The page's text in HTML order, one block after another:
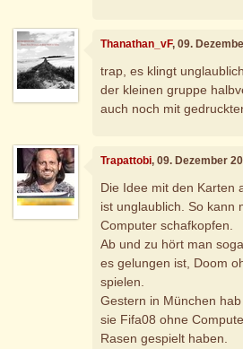
Thanathan_vF, 09.
trap, es klingt
der kleinen gruppe
auch noch mit
Trapattobi, 09. Dezember
Die Idee mit den Karten
ist unglaublich. So kann
Computer schafkopfen.
Ab und zu hört man
es gelungen ist, Doom
spielen.
Gestern in München
sie Fifa08 ohne
Rasen gespielt haben.